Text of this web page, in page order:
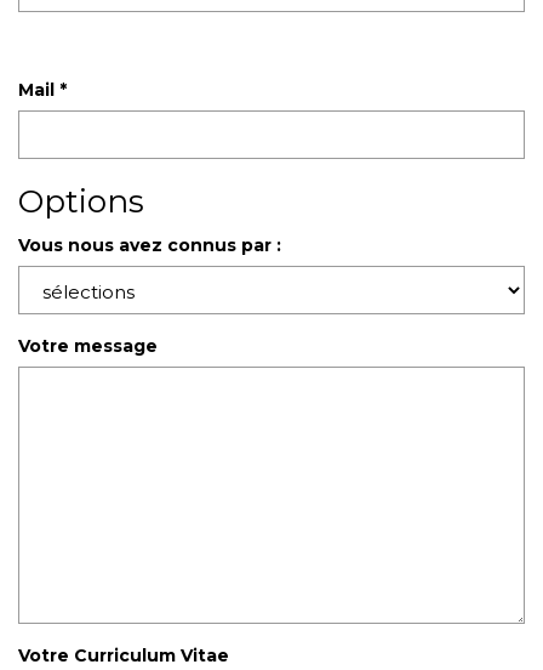
Mail *
Options
Vous nous avez connus par :
Votre message
Votre Curriculum Vitae